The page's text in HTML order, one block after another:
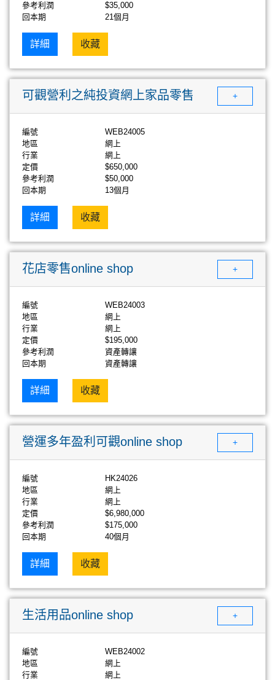
參考利潤
$35,000
回本期
21個月
詳細 收藏
可觀營利之純投資網上家品零售 +
編號
WEB24005
地區
網上
行業
網上
定價
$650,000
參考利潤
$50,000
回本期
13個月
詳細 收藏
花店零售online shop +
編號
WEB24003
地區
網上
行業
網上
定價
$195,000
參考利潤
資產轉讓
回本期
資產轉讓
詳細 收藏
營運多年盈利可觀online shop +
編號
HK24026
地區
網上
行業
網上
定價
$6,980,000
參考利潤
$175,000
回本期
40個月
詳細 收藏
生活用品online shop +
編號
WEB24002
地區
網上
行業
網上